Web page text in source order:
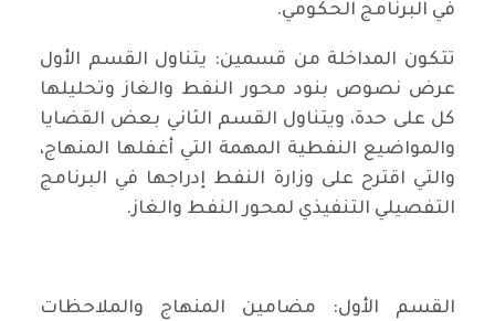
في البرنامج الحكومي.
تتكون المداخلة من قسمين: يتناول القسم الأول
عرض نصوص بنود محور النفط والغاز وتحليلها
كل على حدة، ويتناول القسم الثاني بعض القضايا
والمواضيع النفطية المهمة التي أغفلها المنهاج،
والتي اقترح على وزارة النفط إدراجها في البرنامج
التفصيلي التنفيذي لمحور النفط والغاز.
القسم الأول: مضامين المنهاج والملاحظات